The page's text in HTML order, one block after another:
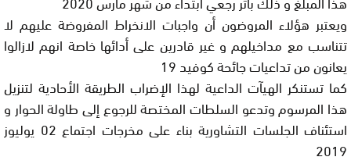
ويعتبر هؤلاء المروضون أن واجبات الانخراط المفروضة عليهم لا
تتناسب مع مداخيلهم و غير قادرين على أدائها خاصة انهم لازالوا
يعانون من تداعيات جائحة كوفيد 19
كما تستنكر الهيآت الداعية لهذا الإضراب الطريقة الأحادية لتنزيل
هذا المرسوم وتدعو السلطات المختصة للرجوع إلى طاولة الحوار و
استئناف الجلسات التشاورية بناء على مخرجات اجتماع 02 يوليوز
2019